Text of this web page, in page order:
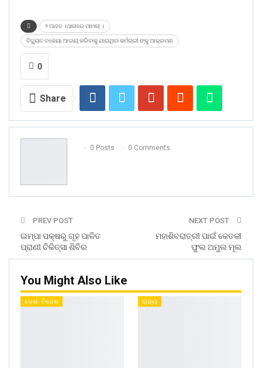
୨ ଆହତ ।ଥାନାରେ ମାମଲା ।
ବିଦ୍ୟୁତ ବକେୟା ଆଦାୟ କରିବାକୁ ଯାଇଥିବା କର୍ମଚାରୀ ଙ୍କୁ ଆକ୍ରମଣ
0
Share
0 Posts 0 Comments
PREV POST
ଇମ୍ପା ପକ୍ଷରୁ ଗୃହ ପାଳିତ
ପ୍ରାଣୀ ଚିକିତ୍ସା ଶିବିର
NEXT POST
ମହାଶିବରାତ୍ରୀ ପାଇଁ କେତକୀ
ଫୁଲ ଅମୁଲ ମୂଲ
You Might Also Like
ଦେଶ- ବିଦେଶ ରାଜ୍ୟ